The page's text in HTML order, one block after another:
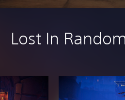
Lost In